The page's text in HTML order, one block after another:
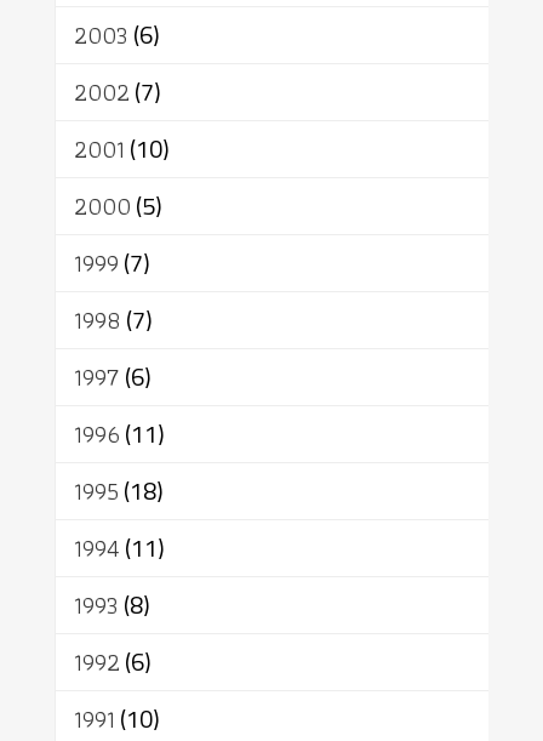
2003 (6)
2002(7)
2001 (10)
2000(5)
1999(7)
1998 (7)
1997(6)
1996(11)
1995(18)
1994(11)
1993 (8)
1992(6)
1991 (10)